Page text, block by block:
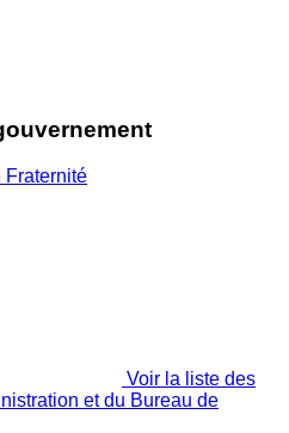
Voir la liste des
et du Bureau de